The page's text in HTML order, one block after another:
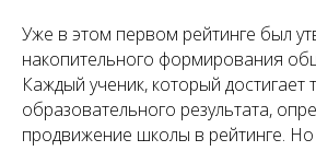
Уже в этом первом рейтинге был
накопительного формирования
Каждый ученик, который достигает
образовательного результата,
продвижение школы в рейтинге. Но